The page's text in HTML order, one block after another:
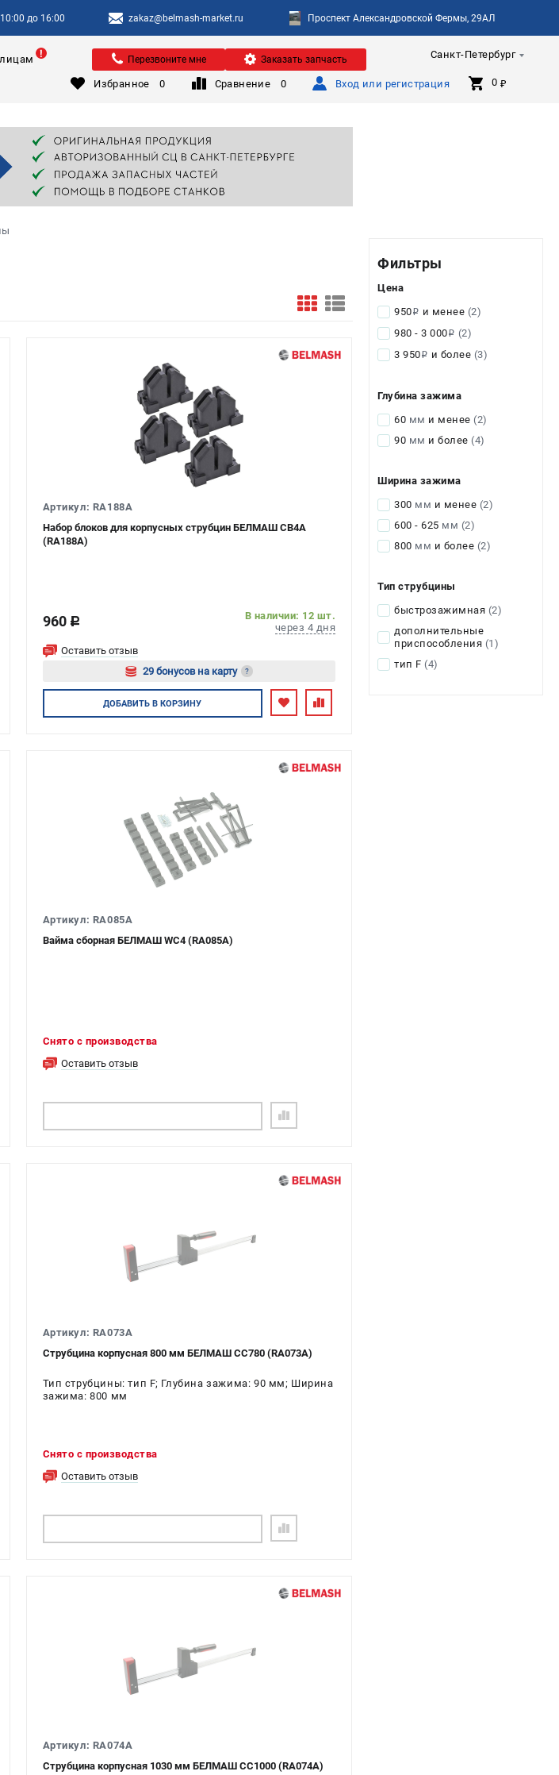
до 16:00 zakaz@belmash-market.ru Проспект Александровской Фермы, 29АЛ
Санкт-Петербург
Перезвоните мне Заказать запчасть
Избранное 0 Сравнение 0 Вход или регистрация 0 ₽
Артикул: RA188A
Набор блоков для корпусных струбцин БЕЛМАШ СВ4А
(RA188A)
960 c
В наличии: 12 шт.
через 4 дня
Оставить отзыв
29 бонусов на карту
?
Авторизуйтесь
ДОБАВИТЬ В КОРЗИНУ
Артикул: RA085A
Вайма сборная БЕЛМАШ WC4 (RA085A)
Снято с производства
Оставить отзыв
Артикул: RA073A
Струбцина корпусная 800 мм БЕЛМАШ CC780 (RA073A)
Тип струбцины: тип F; Глубина зажима: 90 мм; Ширина
зажима: 800 мм
Снято с производства
Оставить отзыв
Артикул: RA074A
Струбцина корпусная 1030 мм БЕЛМАШ CC1000 (RA074A)
Фильтры
Цена
950i и менее (2)
980 - 3 000i (2)
3 950i и более (3)
Глубина зажима
60 мм и менее (2)
90 мм и более (4)
Ширина зажима
300 мм и менее (2)
600 - 625 мм (2)
800 мм и более (2)
Тип струбцины
быстрозажимная (2)
дополнительные
приспособления (1)
тип F (4)